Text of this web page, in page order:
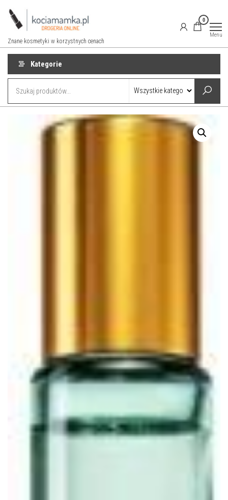
Przejdź
Znane kosmetyki w korzystnych cenach
0
Menu
Kategorie